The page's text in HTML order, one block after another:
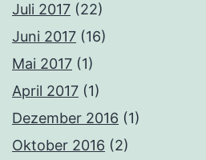
Juli 2017 (22)
Juni 2017 (16)
Mai 2017 (1)
April 2017 (1)
Dezember 2016 (1)
Oktober 2016 (2)